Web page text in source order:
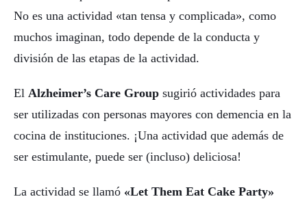
No es una actividad «tan tensa y complicada», como
muchos imaginan, todo depende de la conducta y
división de las etapas de la actividad.
El Alzheimer’s Care Group sugirió actividades para
ser utilizadas con personas mayores con demencia en la
cocina de instituciones. ¡Una actividad que además de
ser estimulante, puede ser (incluso) deliciosa!
La actividad se llamó «Let Them Eat Cake Party»